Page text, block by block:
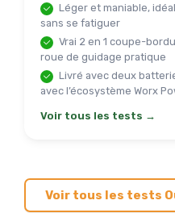
Léger et maniable,
sans se fatiguer
Vrai 2 en 1 coupe-
roue de guidage pratique
Livré avec deux
avec l’écosystème Worx
Voir tous les tests →
Voir tous les tests